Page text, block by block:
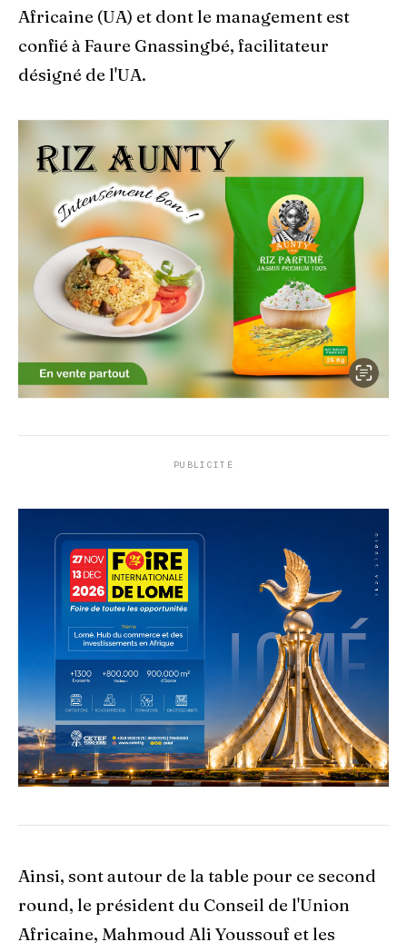
Africaine (UA) et dont le management est
confié à Faure Gnassingbé, facilitateur
désigné de l'UA.
PUBLICITÉ
Ainsi, sont autour de la table pour ce second
round, le président du Conseil de l'Union
Africaine, Mahmoud Ali Youssouf et les